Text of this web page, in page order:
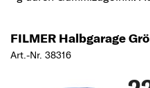
FILMER Halbgarage
Art.-Nr. 38316